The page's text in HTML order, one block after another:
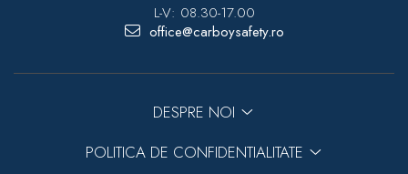
L-V: 08.30-17.00
office@carboysafety.ro
DESPRE NOI
POLITICA DE CONFIDENTIALITATE